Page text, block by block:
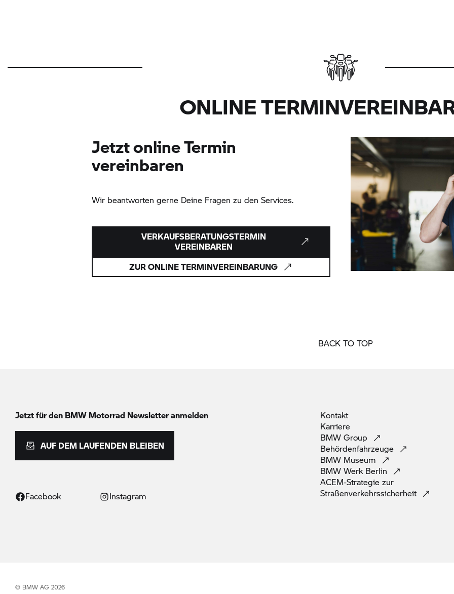
ONLINE
Jetzt online Termin
vereinbaren
Wir beantworten gerne Deine Fragen zu den Services.
VERKAUFSBERATUNGSTERMIN
VEREINBAREN
ZUR ONLINE TERMINVEREINBARUNG
BACK TO TOP
Jetzt für den BMW Motorrad Newsletter anmelden
AUF DEM LAUFENDEN BLEIBEN
Facebook Instagram
Kontakt
Karriere
BMW Group
Behördenfahrzeuge
BMW Museum
BMW Werk Berlin
ACEM-Strategie zur
Straßenverkehrssicherheit
© BMW AG 2026